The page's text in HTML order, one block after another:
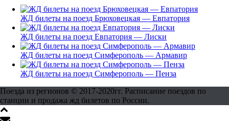
ЖД билеты на поезд Брюховецкая — Евпатория
ЖД билеты на поезд Евпатория — Лиски
ЖД билеты на поезд Симферополь — Армавир
ЖД билеты на поезд Симферополь — Пенза
Поезда из регионов © 2017-2020гг. Расписание поездов по
станции и продажа жд билетов по России.